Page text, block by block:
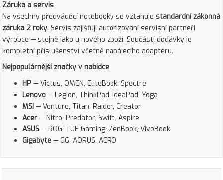
Záruka a servis
Na všechny předváděcí notebooky se vztahuje standardní zákonná
záruka 2 roky. Servis zajišťují autorizovaní servisní partneři
výrobce — stejně jako u nového zboží. Součástí dodávky je
kompletní příslušenství včetně napájecího adaptéru.
Nejpopulárnější značky v nabídce
HP — Victus, OMEN, EliteBook, Spectre
Lenovo — Legion, ThinkPad, IdeaPad, Yoga
MSI — Venture, Titan, Raider, Creator
Acer — Nitro, Predator, Swift, Aspire
ASUS — ROG, TUF Gaming, ZenBook, VivoBook
Gigabyte — G6, AORUS, AERO